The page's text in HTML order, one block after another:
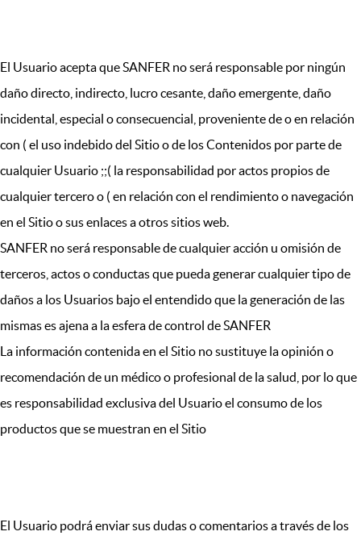
El Usuario acepta que SANFER no será responsable por ningún
daño directo, indirecto, lucro cesante, daño emergente, daño
incidental, especial o consecuencial, proveniente de o en relación
con ( el uso indebido del Sitio o de los Contenidos por parte de
cualquier Usuario ;;( la responsabilidad por actos propios de
cualquier tercero o ( en relación con el rendimiento o navegación
en el Sitio o sus enlaces a otros sitios web.
SANFER no será responsable de cualquier acción u omisión de
terceros, actos o conductas que pueda generar cualquier tipo de
daños a los Usuarios bajo el entendido que la generación de las
mismas es ajena a la esfera de control de SANFER
La información contenida en el Sitio no sustituye la opinión o
recomendación de un médico o profesional de la salud, por lo que
es responsabilidad exclusiva del Usuario el consumo de los
productos que se muestran en el Sitio
El Usuario podrá enviar sus dudas o comentarios a través de los